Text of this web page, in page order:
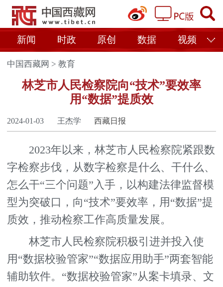
新闻 时政 原创 数据 视频
中国西藏网 >教育
林芝市人民检察院向“技术”要效率
用“数据”提质效
2024-01-03 王杰学 西藏日报
2023年以来，林芝市人民检察院紧跟数
字检察步伐，从数字检察是什么、干什么、
怎么干“三个问题”入手，以构建法律监督模
型为突破口，向“技术”要效率，用“数据”提
质效，推动检察工作高质量发展。
林芝市人民检察院积极引进并投入使
用“数据校验管家”“数据应用助手”两套智能
辅助软件。“数据校验管家”从案卡填录、文